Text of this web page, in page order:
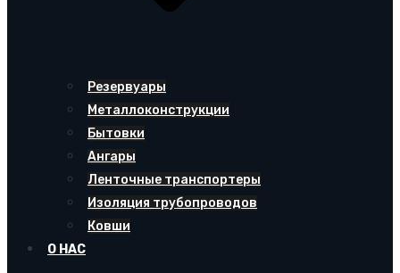
Резервуары
Металлоконструкции
Бытовки
Ангары
Ленточные транспортеры
Изоляция трубопроводов
Ковши
О НАС